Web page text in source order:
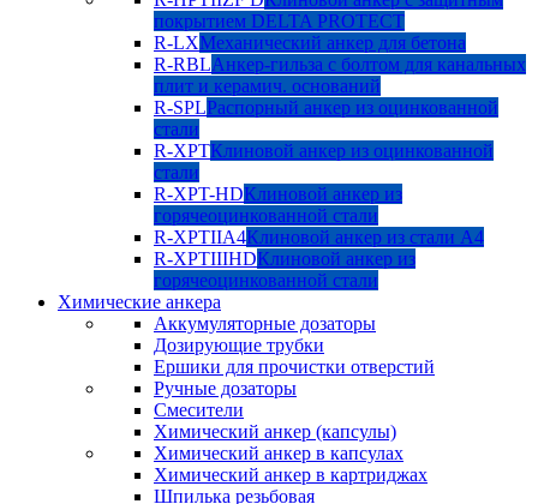
покрытием DELTA PROTECT
R-LXМеханический анкер для бетона
R-RBLАнкер-гильза с болтом для канальных
плит и керамич. оснований
R-SPLРаспорный анкер из оцинкованной
стали
R-XPTКлиновой анкер из оцинкованной
стали
R-XPT-HDКлиновой анкер из
горячеоцинкованной стали
R-XPTIIA4Клиновой анкер из стали А4
R-XPTIIIHDКлиновой анкер из
горячеоцинкованной стали
Химические анкера
Аккумуляторные дозаторы
Дозирующие трубки
Ершики для прочистки отверстий
Ручные дозаторы
Смесители
Химический анкер (капсулы)
Химический анкер в капсулах
Химический анкер в картриджах
Шпилька резьбовая